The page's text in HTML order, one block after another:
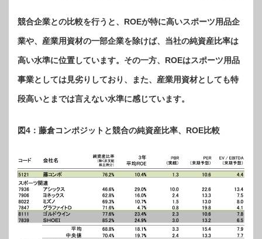
競合企業との比較を行うと、ROEが特に高いスポーツ用品企
業や、産業用資材の一部企業を除けば、当社の純資産比率は
高い水準に位置しています。その一方、ROEはスポーツ用品
事業としては見劣りしており、また、産業用資材としても特
段高いとまでは言えない水準に感じています。
図4：藤倉コンポジットと競合の純資産比率、ROE比較